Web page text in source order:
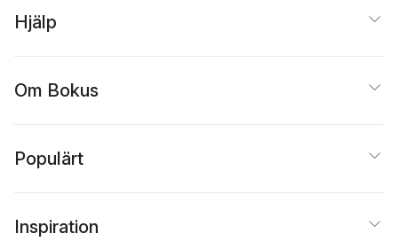
Hjälp
Om Bokus
Populärt
Inspiration